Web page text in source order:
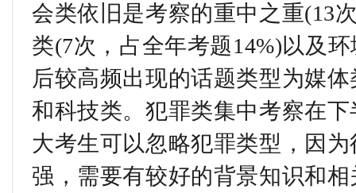
会类依旧是考察的重中之重(13
类(7次，占全年考题14%)以及
后较高频出现的话题类型为媒
和科技类。犯罪类集中考察在
大考生可以忽略犯罪类型，因
强，需要有较好的背景知识和